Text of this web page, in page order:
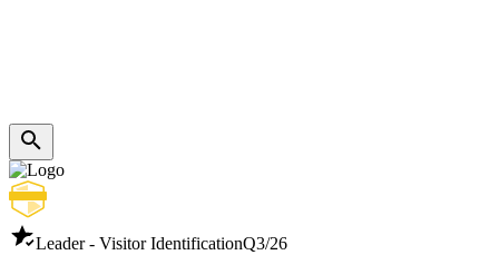
Leader - Visitor IdentificationQ3/26